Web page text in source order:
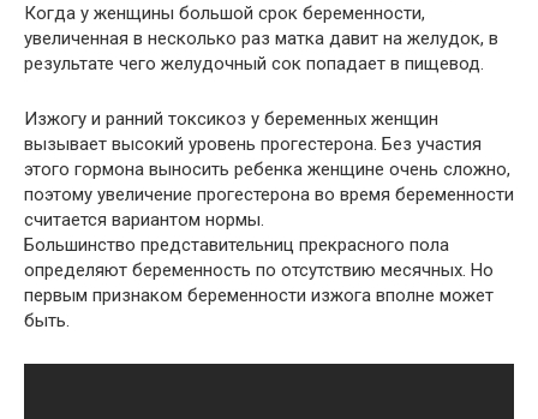
Когда у женщины большой срок беременности,
увеличенная в несколько раз матка давит на желудок, в
результате чего желудочный сок попадает в пищевод.
Изжогу и ранний токсикоз у беременных женщин
вызывает высокий уровень прогестерона. Без участия
этого гормона выносить ребенка женщине очень сложно,
поэтому увеличение прогестерона во время беременности
считается вариантом нормы.
Большинство представительниц прекрасного пола
определяют беременность по отсутствию месячных. Но
первым признаком беременности изжога вполне может
быть.